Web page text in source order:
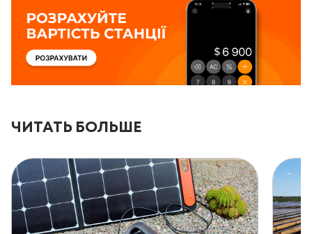
ЧИТАТЬ БОЛЬШЕ